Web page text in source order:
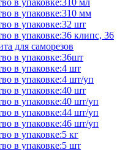
в упаковке:310 мл
в упаковке:310 мм
в упаковке:32 шт
в упаковке:36 клипс, 36
для саморезов
в упаковке:36шт
в упаковке:4 шт
в упаковке:4 шт/уп
в упаковке:40 шт
в упаковке:40 шт/уп
в упаковке:44 шт/уп
в упаковке:46 шт/уп
в упаковке:5 кг
в упаковке:5 шт